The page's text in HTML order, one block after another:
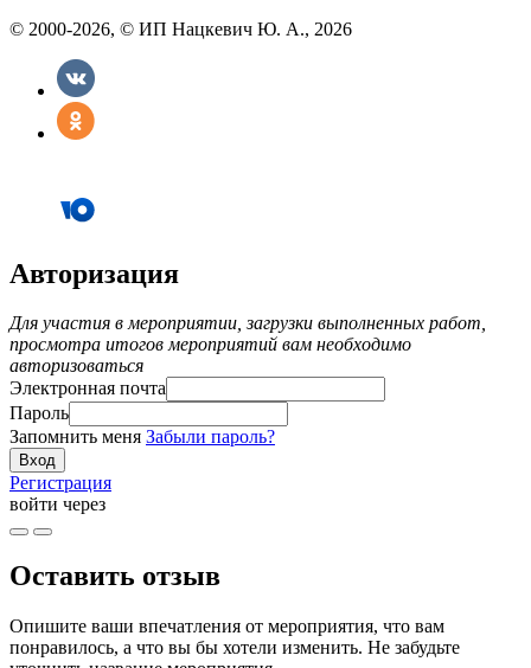
© 2000-2026, © ИП Нацкевич Ю. А., 2026
Авторизация
Для участия в мероприятии, загрузки выполненных работ,
просмотра итогов мероприятий вам необходимо
авторизоваться
Электронная почта
Пароль
Запомнить меня Забыли пароль?
Регистрация
войти через
Оставить отзыв
Опишите ваши впечатления от мероприятия, что вам
понравилось, а что вы бы хотели изменить. Не забудьте